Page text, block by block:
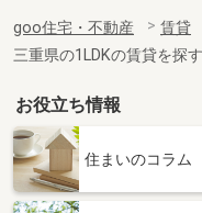
専有面積
間取り
三重県津市広明町
価 格
専有面積
goo住宅・不動産 賃貸
三重県の1LDKの賃貸を探す
お役立ち情報
住まいのコラム